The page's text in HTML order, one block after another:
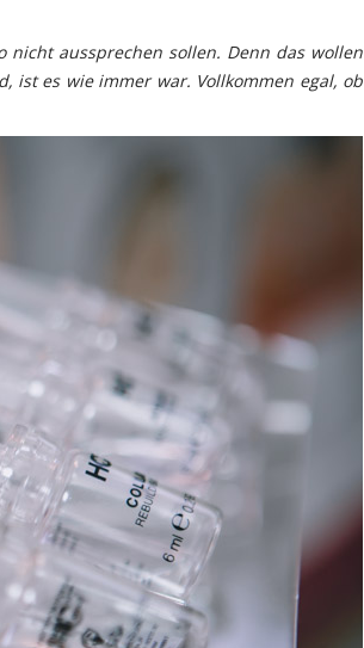
aussprechen sollen. Denn das wollen
ist es wie immer war. Vollkommen egal, ob